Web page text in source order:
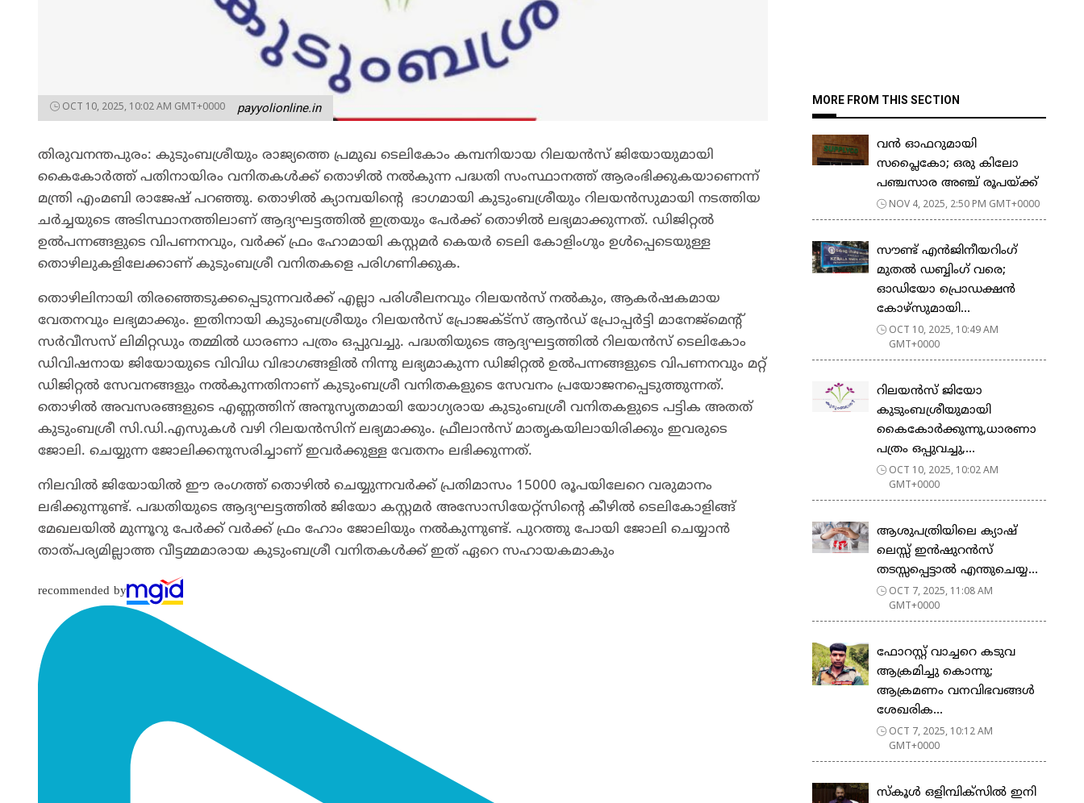
OCT 10, 2025, 10:02 AM GMT+0000 payyolionline.in
തിരുവനന്തപുരം: കുടുംബശ്രീയും രാജ്യത്തെ പ്രമുഖ ടെലികോം കമ്പനിയായ റിലയൻസ് ജിയോയുമായി
കൈകോർത്ത് പതിനായിരം വനിതകൾക്ക് തൊഴിൽ നൽകുന്ന പദ്ധതി സംസ്ഥാനത്ത് ആരംഭിക്കുകയാണെന്ന്
മന്ത്രി എംമബി രാജേഷ് പറഞ്ഞു. തൊഴിൽ ക്യാമ്പയിന്‍റെ ഭാഗമായി കുടുംബശ്രീയും റിലയൻസുമായി നടത്തിയ
ചർച്ചയുടെ അടിസ്ഥാനത്തിലാണ് ആദ്യഘട്ടത്തിൽ ഇത്രയും പേർക്ക് തൊഴിൽ ലഭ്യമാക്കുന്നത്. ഡിജിറ്റൽ
ഉൽപന്നങ്ങളുടെ വിപണനവും, വർക്ക് ഫ്രം ഹോമായി കസ്റ്റമർ കെയർ ടെലി കോളിംഗും ഉൾപ്പെടെയുള്ള
തൊഴിലുകളിലേക്കാണ് കുടുംബശ്രീ വനിതകളെ പരിഗണിക്കുക.
തൊഴിലിനായി തിരഞ്ഞെടുക്കപ്പെടുന്നവർക്ക് എല്ലാ പരിശീലനവും റിലയൻസ് നൽകും, ആകർഷകമായ
വേതനവും ലഭ്യമാക്കും. ഇതിനായി കുടുംബശ്രീയും റിലയൻസ് പ്രോജക്ട്സ് ആൻഡ് പ്രോപ്പർട്ടി മാനേജ്മെന്റ്
സർവീസസ് ലിമിറ്റഡും തമ്മിൽ ധാരണാ പത്രം ഒപ്പുവച്ചു. പദ്ധതിയുടെ ആദ്യഘട്ടത്തിൽ റിലയൻസ് ടെലികോം
ഡിവിഷനായ ജിയോയുടെ വിവിധ വിഭാഗങ്ങളിൽ നിന്നു ലഭ്യമാകുന്ന ഡിജിറ്റൽ ഉൽപന്നങ്ങളുടെ വിപണനവും മറ്റ്
ഡിജിറ്റൽ സേവനങ്ങളും നൽകുന്നതിനാണ് കുടുംബശ്രീ വനിതകളുടെ സേവനം പ്രയോജനപ്പെടുത്തുന്നത്.
തൊഴിൽ അവസരങ്ങളുടെ എണ്ണത്തിന് അനുസൃതമായി യോഗ്യരായ കുടുംബശ്രീ വനിതകളുടെ പട്ടിക അതത്
കുടുംബശ്രീ സി.ഡി.എസുകൾ വഴി റിലയൻസിന് ലഭ്യമാക്കും. ഫ്രീലാൻസ് മാതൃകയിലായിരിക്കും ഇവരുടെ
ജോലി. ചെയ്യുന്ന ജോലിക്കനുസരിച്ചാണ് ഇവർക്കുള്ള വേതനം ലഭിക്കുന്നത്.
നിലവിൽ ജിയോയിൽ ഈ രംഗത്ത് തൊഴിൽ ചെയ്യുന്നവർക്ക് പ്രതിമാസം 15000 രൂപയിലേറെ വരുമാനം
ലഭിക്കുന്നുണ്ട്. പദ്ധതിയുടെ ആദ്യഘട്ടത്തിൽ ജിയോ കസ്റ്റമർ അസോസിയേറ്റ്സിന്റെ കീഴിൽ ടെലികോളിങ്ങ്
മേഖലയിൽ മുന്നൂറു പേർക്ക് വർക്ക് ഫ്രം ഹോം ജോലിയും നൽകുന്നുണ്ട്. പുറത്തു പോയി ജോലി ചെയ്യാൻ
താത്പര്യമില്ലാത്ത വീട്ടമ്മമാരായ കുടുംബശ്രീ വനിതകൾക്ക് ഇത് ഏറെ സഹായകമാകും
recommended by
MORE FROM THIS SECTION
വൻ ഓഫറുമായി
സപ്ലൈകോ; ഒരു കിലോ
പഞ്ചസാര അഞ്ച് രൂപയ്ക്ക്
NOV 4, 2025, 2:50 PM GMT+0000
സൗണ്ട് എൻജിനീയറിംഗ്
മുതൽ ഡബ്ബിംഗ് വരെ;
ഓഡിയോ പ്രൊഡക്ഷൻ
കോഴ്‌സുമായി...
OCT 10, 2025, 10:49 AM
GMT+0000
റിലയൻസ് ജിയോ
കുടുംബശ്രീയുമായി
കൈകോർക്കുന്നു,ധാരണാ
പത്രം ഒപ്പുവച്ചു,...
OCT 10, 2025, 10:02 AM
GMT+0000
ആശുപത്രിയിലെ ക്യാഷ്
ലെസ്സ് ഇന്‍ഷുറന്‍സ്
തടസ്സപ്പെട്ടാല്‍ എന്തുചെയ്യ...
OCT 7, 2025, 11:08 AM
GMT+0000
ഫോറസ്റ്റ് വാച്ചറെ കടുവ
ആക്രമിച്ചു കൊന്നു;
ആക്രമണം വനവിഭവങ്ങൾ
ശേഖരിക...
OCT 7, 2025, 10:12 AM
GMT+0000
സ്കൂൾ ഒളിമ്പിക്സിൽ ഇനി